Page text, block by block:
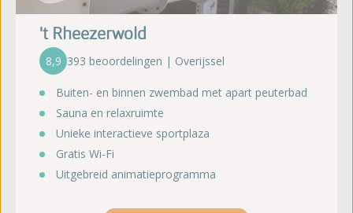
't Rheezerwold
8,9 393 beoordelingen | Overijssel
Buiten- en binnen zwembad met apart peuterbad
Sauna en relaxruimte
Unieke interactieve sportplaza
Gratis Wi-Fi
Uitgebreid animatieprogramma